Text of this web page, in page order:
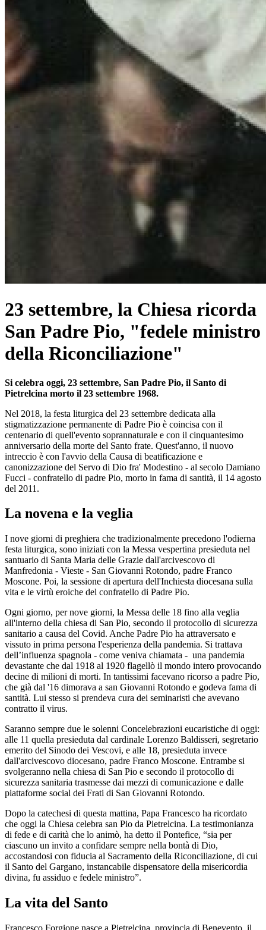
23 settembre, la Chiesa ricorda
San Padre Pio, "fedele ministro
della Riconciliazione"
Si celebra oggi, 23 settembre, San Padre Pio, il Santo di
Pietrelcina morto il 23 settembre 1968.
Nel 2018, la festa liturgica del 23 settembre dedicata alla
stigmatizzazione permanente di Padre Pio è coincisa con il
centenario di quell'evento soprannaturale e con il cinquantesimo
anniversario della morte del Santo frate. Quest'anno, il nuovo
intreccio è con l'avvio della Causa di beatificazione e
canonizzazione del Servo di Dio fra' Modestino - al secolo Damiano
Fucci - confratello di padre Pio, morto in fama di santità, il 14 agosto
del 2011.
La novena e la veglia
I nove giorni di preghiera che tradizionalmente precedono l'odierna
festa liturgica, sono iniziati con la Messa vespertina presieduta nel
santuario di Santa Maria delle Grazie dall'arcivescovo di
Manfredonia - Vieste - San Giovanni Rotondo, padre Franco
Moscone. Poi, la sessione di apertura dell'Inchiesta diocesana sulla
vita e le virtù eroiche del confratello di Padre Pio.
Ogni giorno, per nove giorni, la Messa delle 18 fino alla veglia
all'interno della chiesa di San Pio, secondo il protocollo di sicurezza
sanitario a causa del Covid. Anche Padre Pio ha attraversato e
vissuto in prima persona l'esperienza della pandemia. Si trattava
dell’influenza spagnola - come veniva chiamata - una pandemia
devastante che dal 1918 al 1920 flagellò il mondo intero provocando
decine di milioni di morti. In tantissimi facevano ricorso a padre Pio,
che già dal '16 dimorava a san Giovanni Rotondo e godeva fama di
santità. Lui stesso si prendeva cura dei seminaristi che avevano
contratto il virus.
Saranno sempre due le solenni Concelebrazioni eucaristiche di oggi:
alle 11 quella presieduta dal cardinale Lorenzo Baldisseri, segretario
emerito del Sinodo dei Vescovi, e alle 18, presieduta invece
dall'arcivescovo diocesano, padre Franco Moscone. Entrambe si
svolgeranno nella chiesa di San Pio e secondo il protocollo di
sicurezza sanitaria trasmesse dai mezzi di comunicazione e dalle
piattaforme social dei Frati di San Giovanni Rotondo.
Dopo la catechesi di questa mattina, Papa Francesco ha ricordato
che oggi la Chiesa celebra san Pio da Pietrelcina. La testimonianza
di fede e di carità che lo animò, ha detto il Pontefice, “sia per
ciascuno un invito a confidare sempre nella bontà di Dio,
accostandosi con fiducia al Sacramento della Riconciliazione, di cui
il Santo del Gargano, instancabile dispensatore della misericordia
divina, fu assiduo e fedele ministro”.
La vita del Santo